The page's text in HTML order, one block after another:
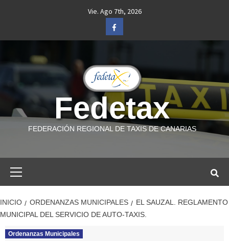
Vie. Ago 7th, 2026
Facebook
Fedetax
FEDERACIÓN REGIONAL DE TAXIS DE CANARIAS
INICIO ORDENANZAS MUNICIPALES
EL SAUZAL. REGLAMENTO
MUNICIPAL DEL SERVICIO DE AUTO-TAXIS.
Ordenanzas Municipales